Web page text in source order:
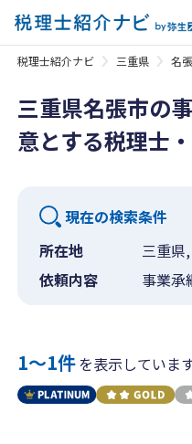
税理士紹介ナビ 三重県 名
三重県名張市の
意とする税理士
現在の検索条件
所在地
三重県
依頼内容
事業承
1〜1件を表示していま